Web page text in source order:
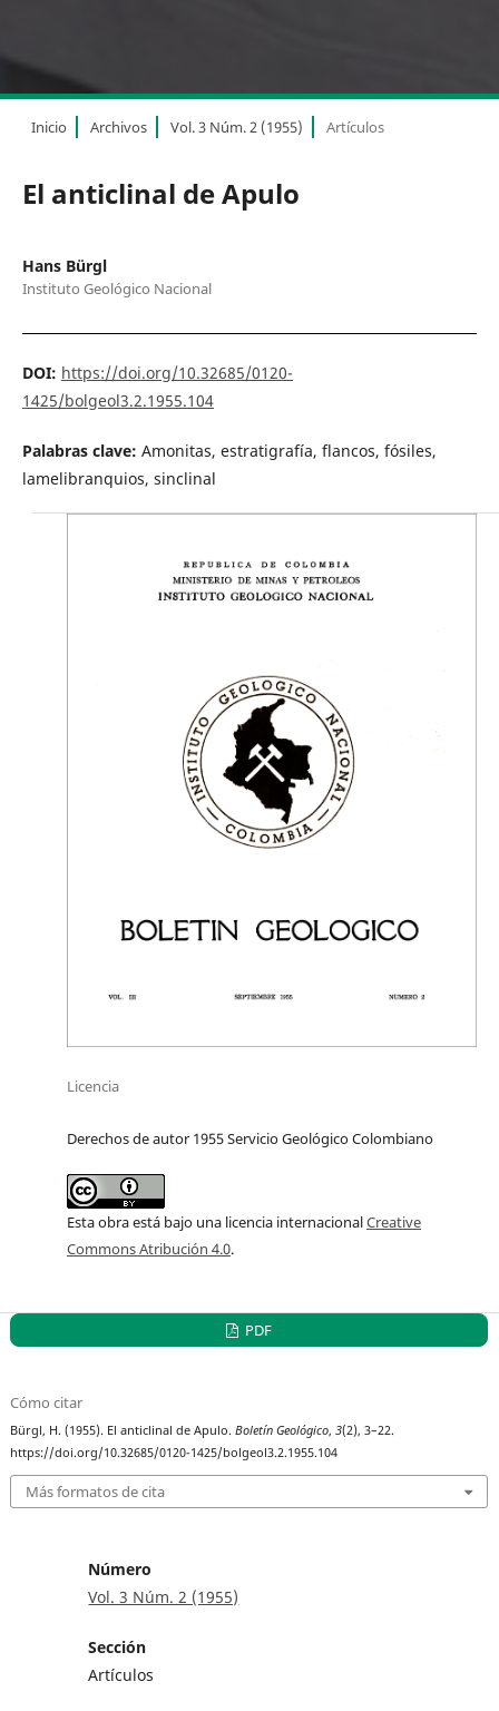
Inicio Archivos Vol. 3 Núm. 2 (1955) Artículos
El anticlinal de Apulo
Hans Bürgl
Instituto Geológico Nacional
DOI: https://doi.org/10.32685/0120-
1425/bolgeol3.2.1955.104
Palabras clave: Amonitas, estratigrafía, flancos, fósiles,
lamelibranquios, sinclinal
Licencia
Derechos de autor 1955 Servicio Geológico Colombiano
Esta obra está bajo una licencia internacionalCreative
Commons Atribución 4.0.
PDF
Cómo citar
Bürgl, H. (1955). El anticlinal de Apulo.Boletín Geológico,3(2), 3–22.
https://doi.org/10.32685/0120-1425/bolgeol3.2.1955.104
Más formatos de cita
Número
Vol. 3 Núm. 2 (1955)
Sección
Artículos